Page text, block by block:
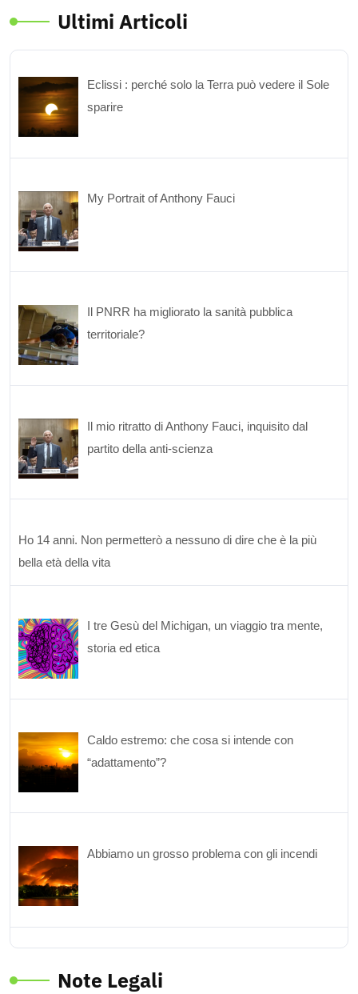
Ultimi Articoli
Eclissi : perché solo la Terra può vedere il Sole
sparire
My Portrait of Anthony Fauci
Il PNRR ha migliorato la sanità pubblica
territoriale?
Il mio ritratto di Anthony Fauci, inquisito dal
partito della anti-scienza
Ho 14 anni. Non permetterò a nessuno di dire che è la più
bella età della vita
I tre Gesù del Michigan, un viaggio tra mente,
storia ed etica
Caldo estremo: che cosa si intende con
“adattamento”?
Abbiamo un grosso problema con gli incendi
Note Legali